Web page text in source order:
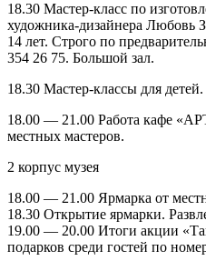
18.30 Мастер-класс по
художника-дизайнера Любовь
14 лет. Строго по
354 26 75. Большой зал.
18.30 Мастер-классы для
18.00 — 21.00 Работа кафе
местных мастеров.
2 корпус музея
18.00 — 21.00 Ярмарка от
18.30 Открытие ярмарки.
19.00 — 20.00 Итоги акции
подарков среди гостей по